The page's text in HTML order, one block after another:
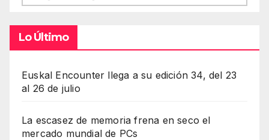
Lo Último
Euskal Encounter llega a su edición 34, del 23
al 26 de julio
La escasez de memoria frena en seco el
mercado mundial de PCs